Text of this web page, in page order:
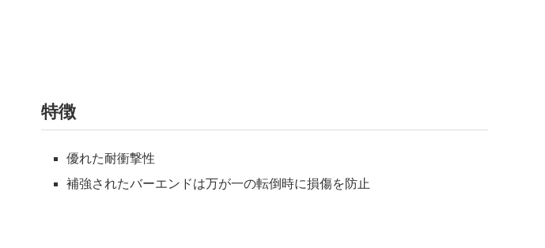
特徴
優れた耐衝撃性
補強されたバーエンドは万が一の転倒時に損傷を防止